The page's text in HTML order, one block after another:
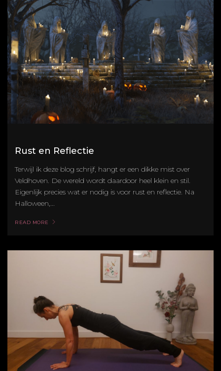
Rust en Reflectie
Terwijl ik deze blog schrijf, hangt er een dikke mist over
Veldhoven. De wereld wordt daardoor heel klein en stil.
Eigenlijk precies wat er nodig is voor rust en reflectie. Na
Halloween,...
READ MORE